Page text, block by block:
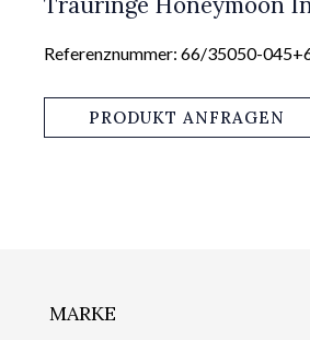
Referenznummer: 66/35050-
PRODUKT ANFRAGEN
MARKE